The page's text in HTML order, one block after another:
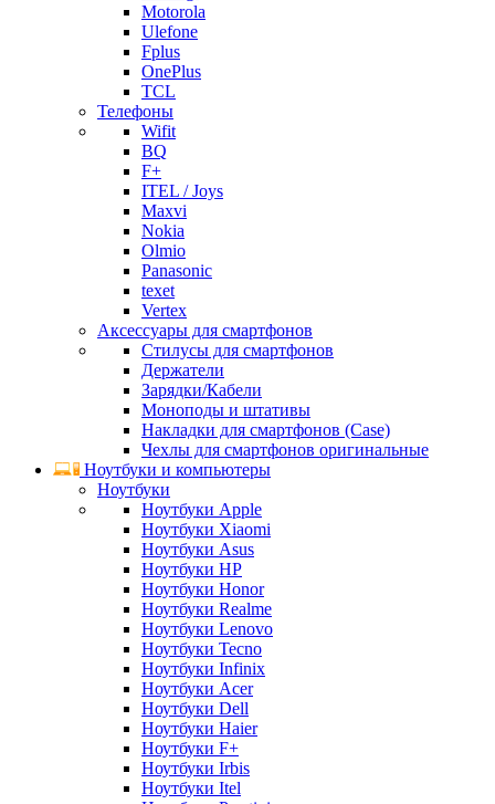
Motorola
Ulefone
Fplus
OnePlus
TCL
Телефоны
Wifit
BQ
F+
ITEL / Joys
Maxvi
Nokia
Olmio
Panasonic
texet
Vertex
Аксессуары для смартфонов
Стилусы для смартфонов
Держатели
Зарядки/Кабели
Моноподы и штативы
Накладки для смартфонов (Case)
Чехлы для смартфонов оригинальные
Ноутбуки и компьютеры
Ноутбуки
Ноутбуки Apple
Ноутбуки Xiaomi
Ноутбуки Asus
Ноутбуки HP
Ноутбуки Honor
Ноутбуки Realme
Ноутбуки Lenovo
Ноутбуки Tecno
Ноутбуки Infinix
Ноутбуки Acer
Ноутбуки Dell
Ноутбуки Haier
Ноутбуки F+
Ноутбуки Irbis
Ноутбуки Itel